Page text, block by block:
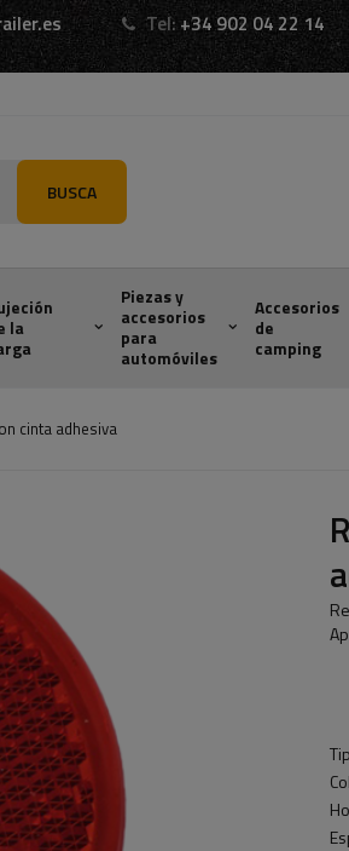
Tel: +34 902 04 22 14
BUSCA
la
Piezas y
accesorios
para
automóviles
Accesorios
de
camping
cinta adhesiva